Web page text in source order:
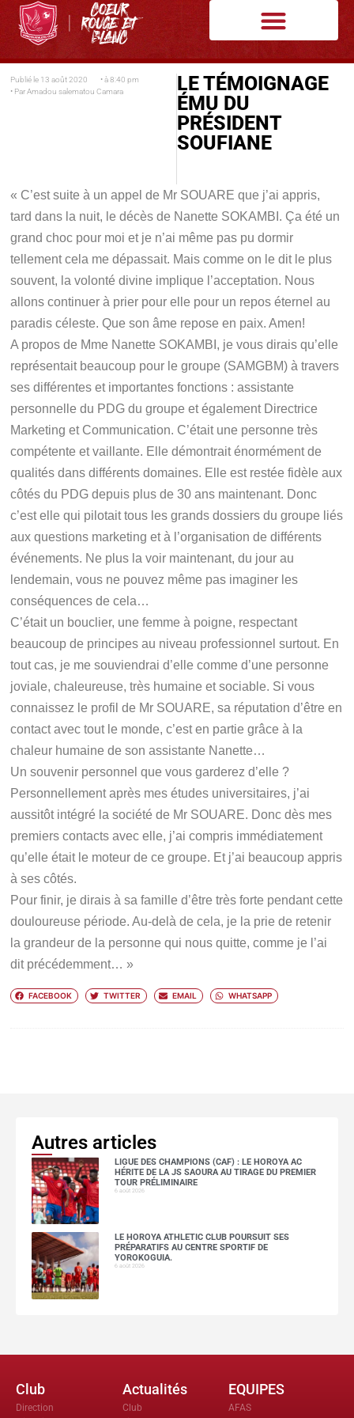
Publié le 13 août 2020 • à 8:40 pm
• ParAmadou salematou Camara
LE TÉMOIGNAGE
ÉMU DU
PRÉSIDENT
SOUFIANE
« C’est suite à un appel de Mr SOUARE que j’ai appris,
tard dans la nuit, le décès de Nanette SOKAMBI. Ça été un
grand choc pour moi et je n’ai même pas pu dormir
tellement cela me dépassait. Mais comme on le dit le plus
souvent, la volonté divine implique l’acceptation. Nous
allons continuer à prier pour elle pour un repos éternel au
paradis céleste. Que son âme repose en paix. Amen!
A propos de Mme Nanette SOKAMBI, je vous dirais qu’elle
représentait beaucoup pour le groupe (SAMGBM) à travers
ses différentes et importantes fonctions : assistante
personnelle du PDG du groupe et également Directrice
Marketing et Communication. C’était une personne très
compétente et vaillante. Elle démontrait énormément de
qualités dans différents domaines. Elle est restée fidèle aux
côtés du PDG depuis plus de 30 ans maintenant. Donc
c’est elle qui pilotait tous les grands dossiers du groupe liés
aux questions marketing et à l’organisation de différents
événements. Ne plus la voir maintenant, du jour au
lendemain, vous ne pouvez même pas imaginer les
conséquences de cela…
C’était un bouclier, une femme à poigne, respectant
beaucoup de principes au niveau professionnel surtout. En
tout cas, je me souviendrai d’elle comme d’une personne
joviale, chaleureuse, très humaine et sociable. Si vous
connaissez le profil de Mr SOUARE, sa réputation d’être en
contact avec tout le monde, c’est en partie grâce à la
chaleur humaine de son assistante Nanette…
Un souvenir personnel que vous garderez d’elle ?
Personnellement après mes études universitaires, j’ai
aussitôt intégré la société de Mr SOUARE. Donc dès mes
premiers contacts avec elle, j’ai compris immédiatement
qu’elle était le moteur de ce groupe. Et j’ai beaucoup appris
à ses côtés.
Pour finir, je dirais à sa famille d’être très forte pendant cette
douloureuse période. Au-delà de cela, je la prie de retenir
la grandeur de la personne qui nous quitte, comme je l’ai
dit précédemment… »
FACEBOOK TWITTER EMAIL WHATSAPP
Autres articles
LIGUE DES CHAMPIONS (CAF) : LE HOROYA AC
HÉRITE DE LA JS SAOURA AU TIRAGE DU PREMIER
TOUR PRÉLIMINAIRE
6 août 2026
LE HOROYA ATHLETIC CLUB POURSUIT SES
PRÉPARATIFS AU CENTRE SPORTIF DE
YOROKOGUIA.
6 août 2026
Club
Direction
Actualités
Club
EQUIPES
AFAS